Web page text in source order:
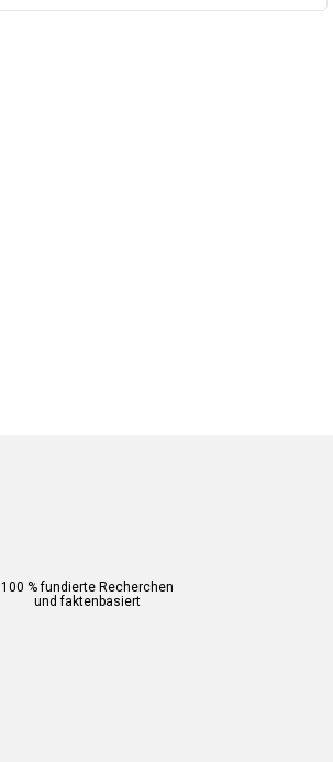
100 % fundierte Recherchen
und faktenbasiert